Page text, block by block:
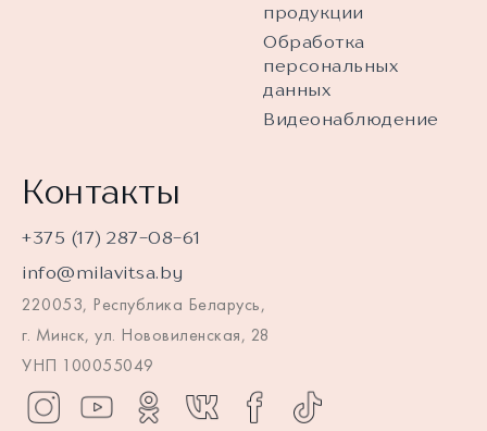
продукции
Обработка
персональных
данных
Видеонаблюдение
Контакты
+375 (17) 287-08-61
info@milavitsa.by
220053, Республика Беларусь,
г. Минск, ул. Нововиленская, 28
УНП 100055049